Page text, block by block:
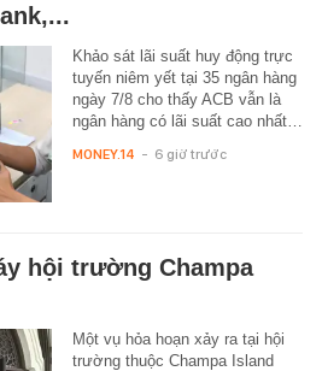
Khảo sát lãi suất huy động trực
tuyến niêm yết tại 35 ngân hàng
ngày 7/8 cho thấy ACB vẫn là
ngân hàng có lãi suất cao nhất…
MONEY.14 - 6 giờ trước
hội trường Champa
Một vụ hỏa hoạn xảy ra tại hội
trường thuộc Champa Island